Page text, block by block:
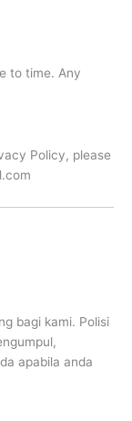
to time. Any
Policy, please
bagi kami. Polisi
apabila anda